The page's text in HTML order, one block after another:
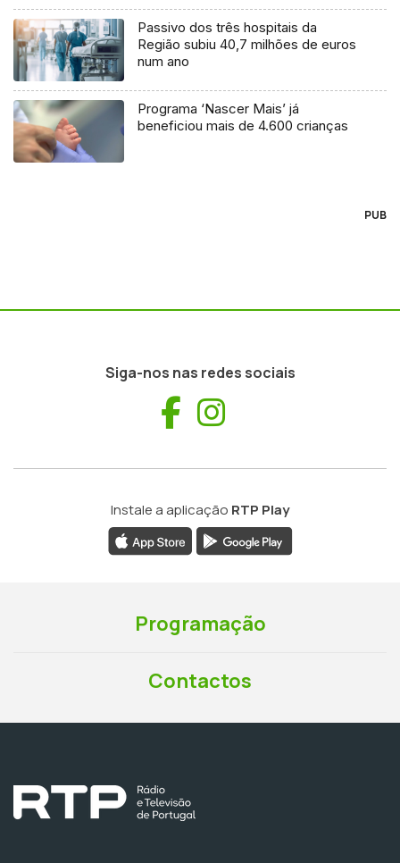
Passivo dos três hospitais da
Região subiu 40,7 milhões de euros
num ano
Programa ‘Nascer Mais’ já
beneficiou mais de 4.600 crianças
PUB
Siga-nos nas redes sociais
Facebook
Instale a aplicação RTP Play
Programação
Contactos